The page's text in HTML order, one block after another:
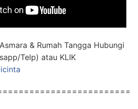
& Rumah Tangga Hubungi
Telp) atau KLIK